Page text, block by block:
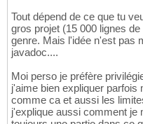
Tout dépend de ce que tu
gros projet (15 000 lignes
genre. Mais l'idée n'est pas
javadoc....
Moi perso je préfère
j'aime bien expliquer parfois
comme ca et aussi les
j'explique aussi comment je